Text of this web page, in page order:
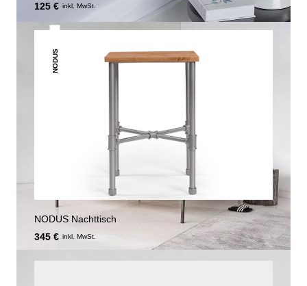
125 € inkl. MwSt.
NODUS
NODUS Nachttisch
345 € inkl. MwSt.